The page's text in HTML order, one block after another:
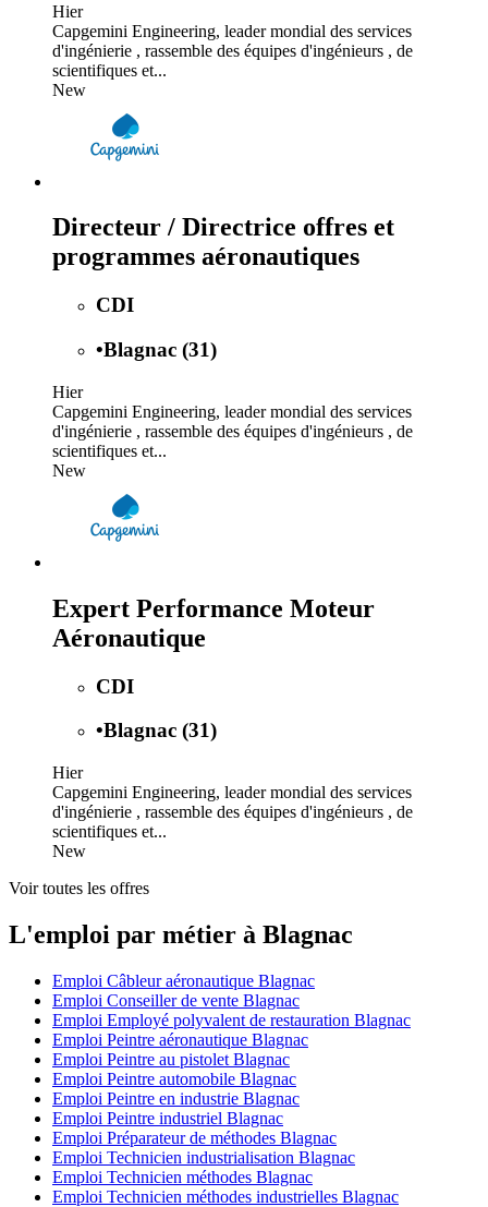
Hier
Capgemini Engineering, leader mondial des services
d'ingénierie , rassemble des équipes d'ingénieurs , de
scientifiques et...
New
Directeur / Directrice offres et
programmes aéronautiques
CDI
•Blagnac (31)
Hier
Capgemini Engineering, leader mondial des services
d'ingénierie , rassemble des équipes d'ingénieurs , de
scientifiques et...
New
Expert Performance Moteur
Aéronautique
CDI
•Blagnac (31)
Hier
Capgemini Engineering, leader mondial des services
d'ingénierie , rassemble des équipes d'ingénieurs , de
scientifiques et...
New
Voir toutes les offres
L'emploi par métier à Blagnac
Emploi Câbleur aéronautique Blagnac
Emploi Conseiller de vente Blagnac
Emploi Employé polyvalent de restauration Blagnac
Emploi Peintre aéronautique Blagnac
Emploi Peintre au pistolet Blagnac
Emploi Peintre automobile Blagnac
Emploi Peintre en industrie Blagnac
Emploi Peintre industriel Blagnac
Emploi Préparateur de méthodes Blagnac
Emploi Technicien industrialisation Blagnac
Emploi Technicien méthodes Blagnac
Emploi Technicien méthodes industrielles Blagnac